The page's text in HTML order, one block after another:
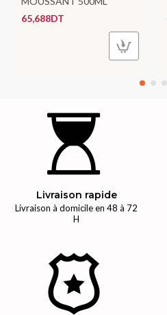
65,688DT
Livraison rapide
Livraison à domicile en 48 à 72
H